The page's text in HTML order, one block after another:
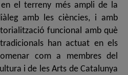
el terreny més ampli de la
amb les ciències, i amb
funcional amb què
han actuat en els
com a membres del
i de les Arts de Catalunya